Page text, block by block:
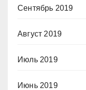
Сентябрь 2019
Август 2019
Июль 2019
Июнь 2019